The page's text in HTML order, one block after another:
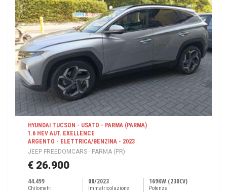
HYUNDAI TUCSON - USATO - PARMA (PARMA)
1.6 HEV AUT. EXELLENCE
ARGENTO - ELETTRICA/BENZINA - 2023
JEEP FREEDOMCARS - PARMA (PR)
€ 26.900
44.499
Chilometri
08/2023
Immatricolazione
169KW (230CV)
Potenza